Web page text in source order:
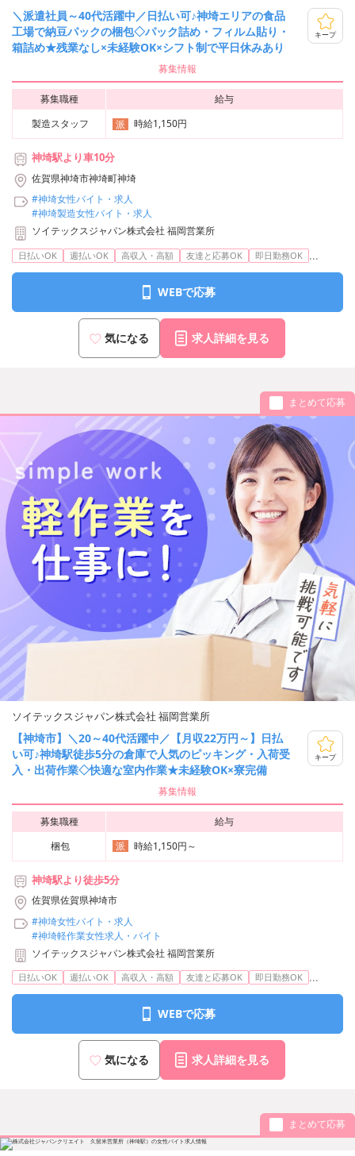
＼派遣社員～40代活躍中／日払い可♪神埼エリアの食品
工場で納豆パックの梱包◇パック詰め・フィルム貼り・
箱詰め★残業なし×未経験OK×シフト制で平日休みあり
キープ
募集情報
募集職種
給与
製造スタッフ
派 時給1,150円
神埼駅より車10分
佐賀県神埼市神埼町神埼
#神埼女性バイト・求人
#神埼製造女性バイト・求人
ソイテックスジャパン株式会社 福岡営業所
日払いOK 週払いOK 高収入・高額 友達と応募OK 即日勤務OK ...
WEBで応募
気になる 求人詳細を見る
まとめて応募
ソイテックスジャパン株式会社 福岡営業所
【神埼市】＼20～40代活躍中／【月収22万円～】日払
い可♪神埼駅徒歩5分の倉庫で人気のピッキング・入荷受
入・出荷作業◇快適な室内作業★未経験OK×寮完備
キープ
募集情報
募集職種
給与
梱包
派 時給1,150円～
神埼駅より徒歩5分
佐賀県佐賀県神埼市
#神埼女性バイト・求人
#神埼軽作業女性求人・バイト
ソイテックスジャパン株式会社 福岡営業所
日払いOK 週払いOK 高収入・高額 友達と応募OK 即日勤務OK ...
WEBで応募
気になる 求人詳細を見る
まとめて応募